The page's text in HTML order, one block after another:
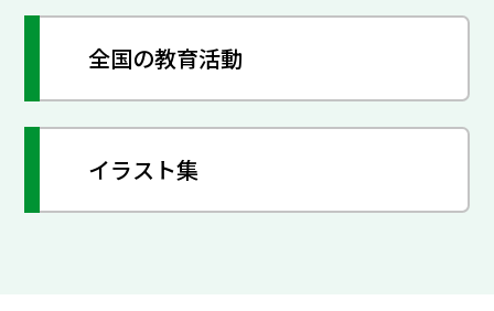
全国の教育活動
イラスト集